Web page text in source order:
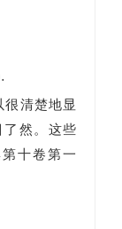
.
很清楚地显
然。这些
十卷第一